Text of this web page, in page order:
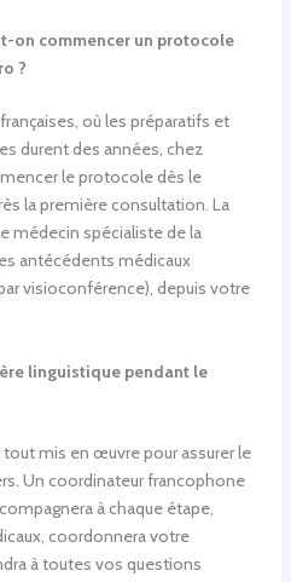
on commencer un protocole
?
où les préparatifs et
durent des années, chez
le protocole dès le
la première consultation. La
médecin spécialiste de la
antécédents médicaux
visioconférence), depuis votre
linguistique pendant le
mis en œuvre pour assurer le
Un coordinateur francophone
à chaque étape,
coordonnera votre
à toutes vos questions